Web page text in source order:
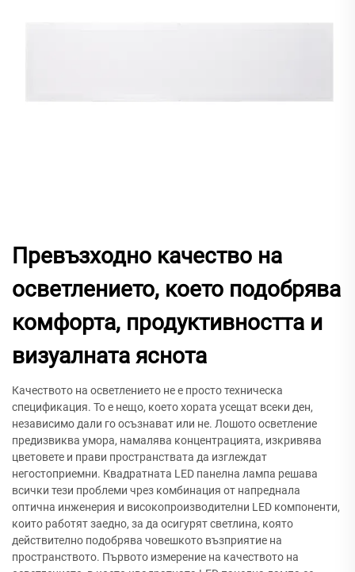
Превъзходно качество на
осветлението, което подобрява
комфорта, продуктивността и
визуалната яснота
Качеството на осветлението не е просто техническа
спецификация. То е нещо, което хората усещат всеки ден,
независимо дали го осъзнават или не. Лошото осветление
предизвиква умора, намалява концентрацията, изкривява
цветовете и прави пространствата да изглеждат
негостоприемни. Квадратната LED панелна лампа решава
всички тези проблеми чрез комбинация от напреднала
оптична инженерия и високопроизводителни LED компоненти,
които работят заедно, за да осигурят светлина, която
действително подобрява човешкото възприятие на
пространството. Първото измерение на качеството на